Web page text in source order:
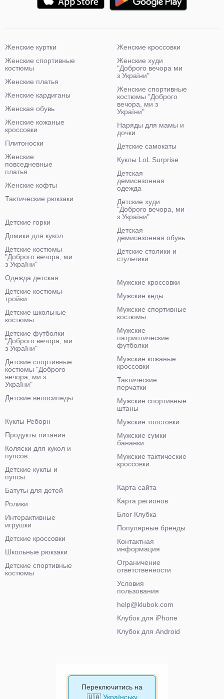
Женские куртки
Женские спортивные
костюмы
Женские платья
Женские кардиганы
Женская обувь
Женские кожаные
кроссовки
Плитоноски
Женские
повседневные
платья
Женские кофты
Тактические рюкзаки
Женские кроссовки
Женские худи
"Доброго вечора ми
з України"
Женские спортивные
костюмы "Доброго
вечора, ми з
України"
Наряды для мамы и
дочки
Детские самокаты
Куклы LoL Surprise
Детская
демисезонная
одежда
Детские худи
"Доброго вечора, ми
з України"
Детская
демисезонная обувь
Детские столики и
стульчики
Детские горки
Домики для кукол
Детские костюмы
"Доброго вечора, ми
з України"
Одежда детская
Детские костюмы-
тройки
Детские школьные
костюмы
Детские футболки
"Доброго вечора, ми
з України"
Детские спортивные
костюмы "Доброго
вечора, ми з
України"
Детские велосипеды
Мужские кроссовки
Мужские кеды
Мужские спортивные
костюмы
Мужские
патриотические
футболки
Мужские кожаные
кроссовки
Тактические
перчатки
Мужские спортивные
штаны
Мужские толстовки
Мужские сумки
бананки
Мужские тактические
кроссовки
Куклы Реборн
Продукты питания
Коляски для кукол и
пупсов
Детские куклы и
пупсы
Батуты для детей
Ролики
Интерактивные
игрушки
Детские кроссовки
Школьные рюкзаки
Детские спортивные
костюмы
Карта сайта
Карта регионов
Блог Клубка
Популярные бренды
Контактная
информация
Ограничение
ответственности
Условия
пользования
help@klubok.com
Клубок для iPhone
Клубок для Android
Переключитись на
🇺🇦 Українську